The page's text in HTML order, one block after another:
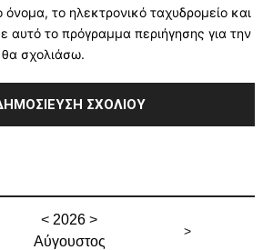
το ηλεκτρονικό ταχυδρομείο και
αυτό το πρόγραμμα περιήγησης για την
σχολιάσω.
< 2026 >
Αύγουστος
>